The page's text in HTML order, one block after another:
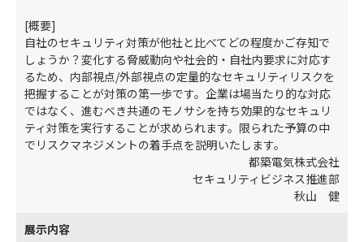
[概要]
自社のセキュリティ対策が他社と比べてどの程度かご存知で
しょうか？変化する脅威動向や社会的・自社内要求に対応す
るため、内部視点/外部視点の定量的なセキュリティリスクを
把握することが対策の第一歩です。企業は場当たり的な対応
ではなく、進むべき共通のモノサシを持ち効果的なセキュリ
ティ対策を実行することが求められます。限られた予算の中
でリスクマネジメントの着手点を説明いたします。
都築電気株式会社
セキュリティビジネス推進部
秋山 健
展示内容